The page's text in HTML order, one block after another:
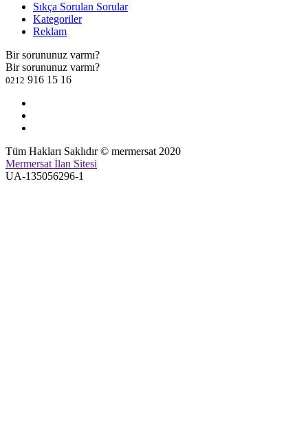
Sıkça Sorulan Sorular
Kategoriler
Reklam
Bir sorununuz varmı?
Bir sorununuz varmı?
0212 916 15 16
Tüm Hakları Saklıdır © mermersat 2020
Mermersat İlan Sitesi
UA-135056296-1